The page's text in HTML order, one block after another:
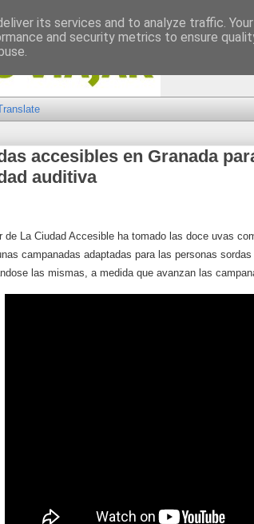
accesibles en Granada
auditiva
de La Ciudad Accesible ha tomado las doce uvas
campanadas adaptadas para las personas
las mismas, a medida que avanzan las
its services and to analyze traffic.
and security metrics to ensure